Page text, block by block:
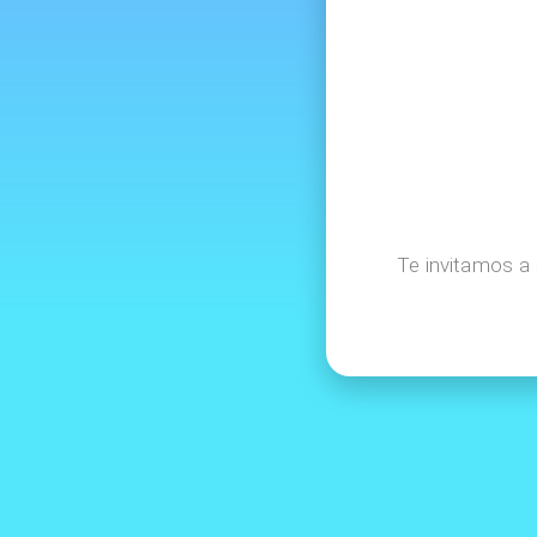
Te invitamos a